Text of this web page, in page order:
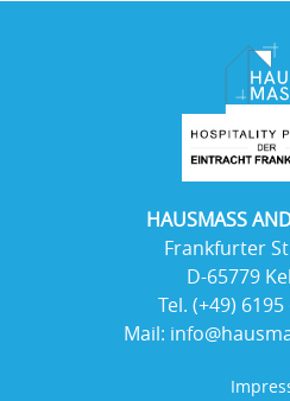
HAUSMASS
Frankfurter
D-65779
Tel. (+49)
Mail: